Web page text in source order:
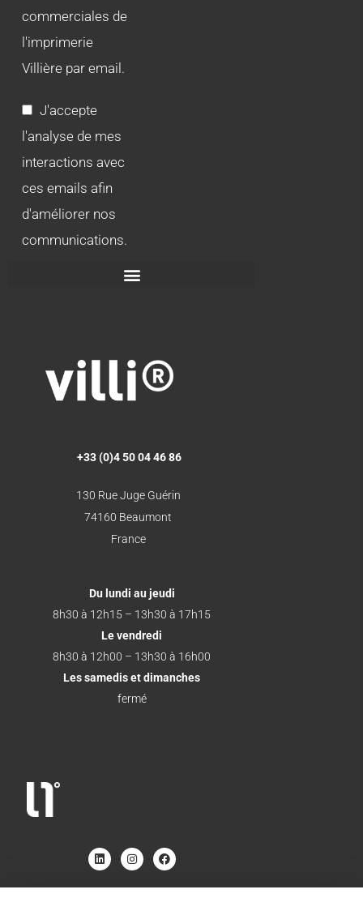
commerciales de
l'imprimerie
Villière par email.
J'accepte
l'analyse de mes
interactions avec
ces emails afin
d'améliorer nos
communications.
+33 (0)4 50 04 46 86
130 Rue Juge Guérin
74160 Beaumont
France
Du lundi au jeudi
8h30 à 12h15 – 13h30 à 17h15
Le vendredi
8h30 à 12h00 – 13h30 à 16h00
Les samedis et dimanches
fermé